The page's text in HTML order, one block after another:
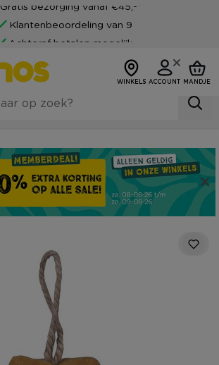
Gratis bezorging vanaf €45,-*
Klantenbeoordeling van 9
Achteraf betalen mogelijk
WINKELS ACCOUNT MANDJE